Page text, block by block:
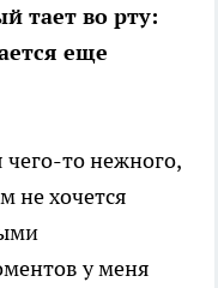
тает во рту:
еще
чего-то нежного,
не хочется
у меня